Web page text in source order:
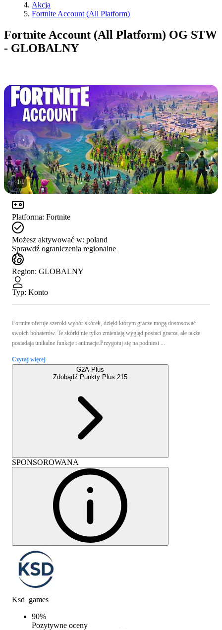
Akcja
Fortnite Account (All Platform)
Fortnite Account (All Platform) OG STW
- GLOBALNY
1/1
Platforma: Fortnite
Możesz aktywować w: poland
Sprawdź ograniczenia regionalne
Region: GLOBALNY
Typ: Konto
Fortnite oferuje szeroki wybór skórek, dzięki którym gracze mogą dostosować
swoich bohaterów. Te skórki nie tylko zmieniają wygląd postaci gracza, ale także
posiadają unikalne funkcje i animacje.Przygotuj się na podniesi ...
Czytaj więcej
G2A Plus
Zdobądź Punkty Plus:215
SPONSOROWANA
Ksd_games
90%
Pozytywne oceny